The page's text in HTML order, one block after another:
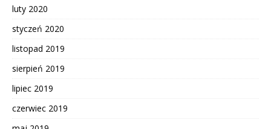
luty 2020
styczeń 2020
listopad 2019
sierpień 2019
lipiec 2019
czerwiec 2019